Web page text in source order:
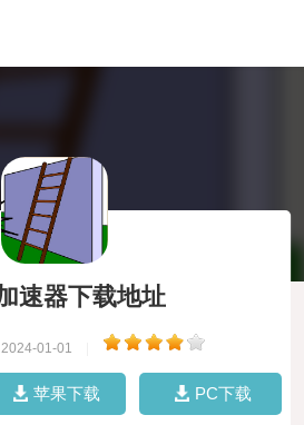
速器下载地址
01-01
苹果下载 PC下载